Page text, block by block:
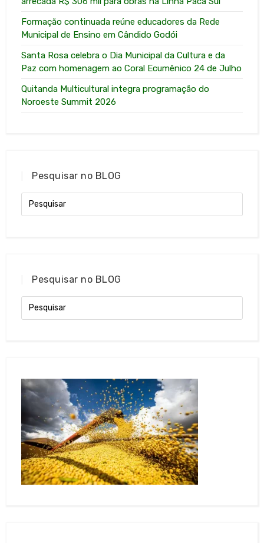
Formação continuada reúne educadores da Rede
Municipal de Ensino em Cândido Godói
Santa Rosa celebra o Dia Municipal da Cultura e da
Paz com homenagem ao Coral Ecumênico 24 de Julho
Quitanda Multicultural integra programação do
Noroeste Summit 2026
Pesquisar no BLOG
Pesquisar no BLOG